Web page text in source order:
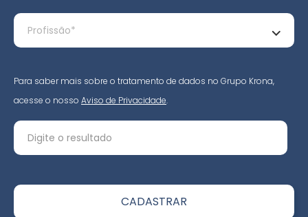
Para saber mais sobre o tratamento de dados no Grupo Krona,
acesse o nosso Aviso de Privacidade.